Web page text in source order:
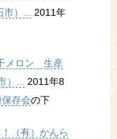
市）... 2011年
メロン 生産
）... 2011年8
存会の下
（有）かんら